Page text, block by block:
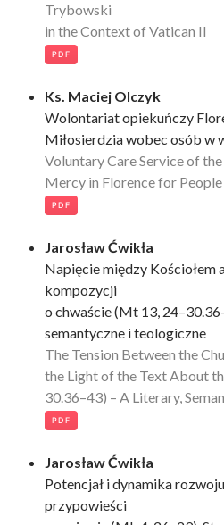
Trybowski
in the Context of Vatican II
PDF
Ks. Maciej Olczyk
Wolontariat opiekuńczy
Miłosierdzia wobec osób w
Voluntary Care Service of
Mercy in Florence for
PDF
Jarosław Ćwikła
Napięcie między Kościołem
kompozycji
o chwaście (Mt 13,
semantyczne i teologiczne
The Tension Between the
the Light of the Text About
30.36–43) – A Literary,
PDF
Jarosław Ćwikła
Potencjał i dynamika
przypowieści